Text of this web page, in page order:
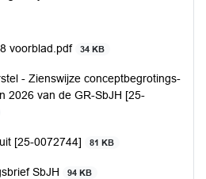
voorblad.pdf
34 KB
- Zienswijze conceptbegrotings-
2026 van de GR-SbJH [25-
[25-0072744] 81 KB
SbJH 94 KB